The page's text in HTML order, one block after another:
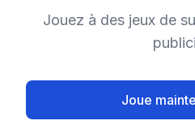
Jouez à des jeux de
Joue